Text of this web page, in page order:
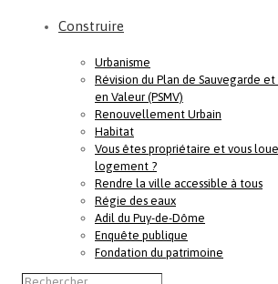
Construire
Urbanisme
Révision du Plan de Sauvegarde et
en Valeur (PSMV)
Renouvellement Urbain
Habitat
Vous êtes propriétaire et vous
logement ?
Rendre la ville accessible à tous
Régie des eaux
Adil du Puy-de-Dôme
Enquête publique
Fondation du patrimoine